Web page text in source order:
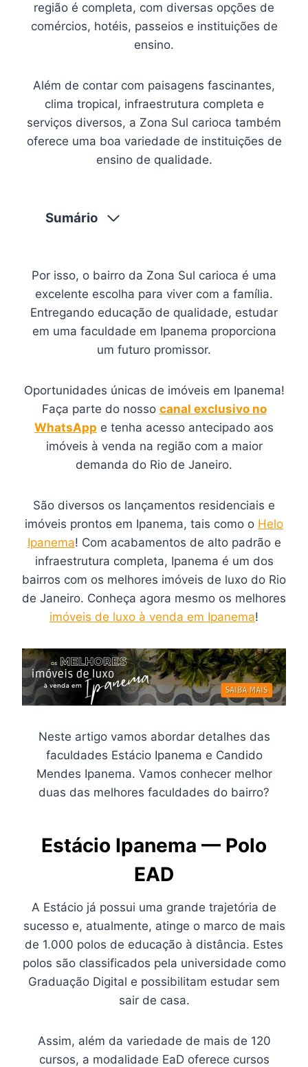
região é completa, com diversas opções de
comércios, hotéis, passeios e instituições de
ensino.
Além de contar com paisagens fascinantes,
clima tropical, infraestrutura completa e
serviços diversos, a Zona Sul carioca também
oferece uma boa variedade de instituições de
ensino de qualidade.
Sumário
Por isso, o bairro da Zona Sul carioca é uma
excelente escolha para viver com a família.
Entregando educação de qualidade, estudar
em uma faculdade em Ipanema proporciona
um futuro promissor.
Oportunidades únicas de imóveis em Ipanema!
Faça parte do nosso canal exclusivo no
WhatsApp e tenha acesso antecipado aos
imóveis à venda na região com a maior
demanda do Rio de Janeiro.
São diversos os lançamentos residenciais e
imóveis prontos em Ipanema, tais como o Helo
Ipanema! Com acabamentos de alto padrão e
infraestrutura completa, Ipanema é um dos
bairros com os melhores imóveis de luxo do Rio
de Janeiro. Conheça agora mesmo os melhores
imóveis de luxo à venda em Ipanema!
Neste artigo vamos abordar detalhes das
faculdades Estácio Ipanema e Candido
Mendes Ipanema. Vamos conhecer melhor
duas das melhores faculdades do bairro?
Estácio Ipanema — Polo
EAD
A Estácio já possui uma grande trajetória de
sucesso e, atualmente, atinge o marco de mais
de 1.000 polos de educação à distância. Estes
polos são classificados pela universidade como
Graduação Digital e possibilitam estudar sem
sair de casa.
Assim, além da variedade de mais de 120
cursos, a modalidade EaD oferece cursos